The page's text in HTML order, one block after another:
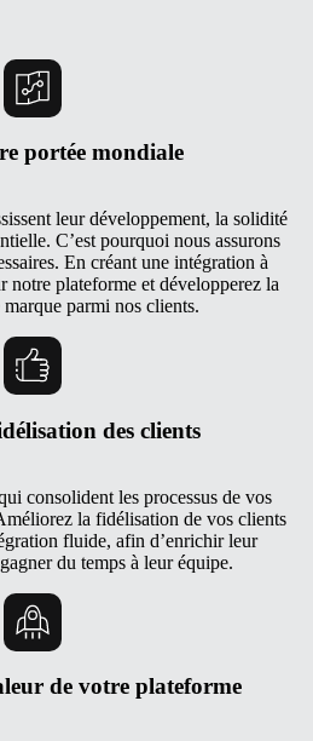
portée mondiale
leur développement, la solidité
C’est pourquoi nous assurons
En créant une intégration à
notre plateforme et développerez la
parmi nos clients.
des clients
consolident les processus de vos
la fidélisation de vos clients
fluide, afin d’enrichir leur
du temps à leur équipe.
de votre plateforme